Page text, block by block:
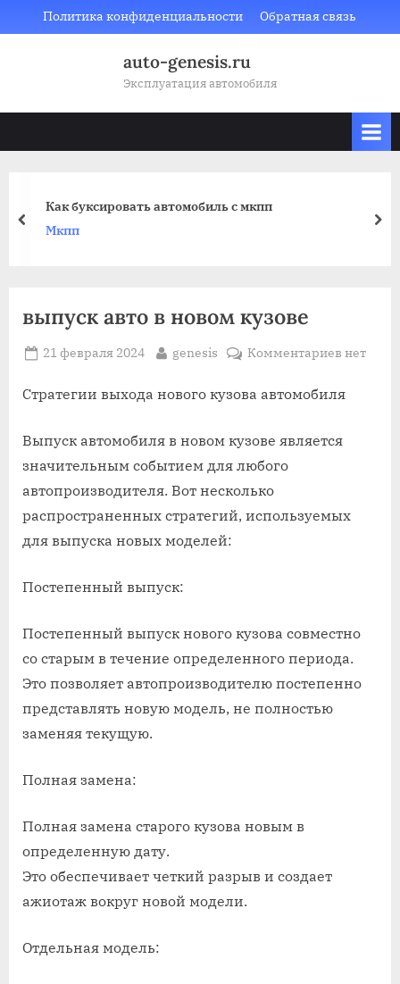
to
Политика конфиденциальности Обратная связь
auto-genesis.ru
Эксплуатация автомобиля
Как буксировать автомобиль с мкпп
Мкпп
prev
выпуск авто в новом кузове
Posted
21 февраля 2024 By
genesis Комментариевк
выпуск
нет
Стратегии выхода нового кузова автомобиля
Выпуск автомобиля в новом кузове является
значительным событием для любого
автопроизводителя. Вот несколько
распространенных стратегий, используемых
для выпуска новых моделей:
Постепенный выпуск:
Постепенный выпуск нового кузова совместно
со старым в течение определенного периода.
Это позволяет автопроизводителю постепенно
представлять новую модель, не полностью
заменяя текущую.
Полная замена:
Полная замена старого кузова новым в
определенную дату.
Это обеспечивает четкий разрыв и создает
ажиотаж вокруг новой модели.
Отдельная модель: